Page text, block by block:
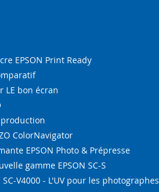
EPSON Print Ready
LE bon écran
production
ColorNavigator
EPSON Photo & Prépresse
gamme EPSON SC-S
SC-V4000 - L'UV pour les photographes